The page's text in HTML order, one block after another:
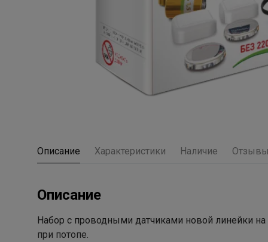
Описание Характеристики Наличие Отзывы
Описание
Набор с проводными датчиками новой линейки
при потопе.